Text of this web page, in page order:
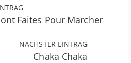
Faites Pour Marcher
NÄCHSTER EINTRAG
Chaka Chaka